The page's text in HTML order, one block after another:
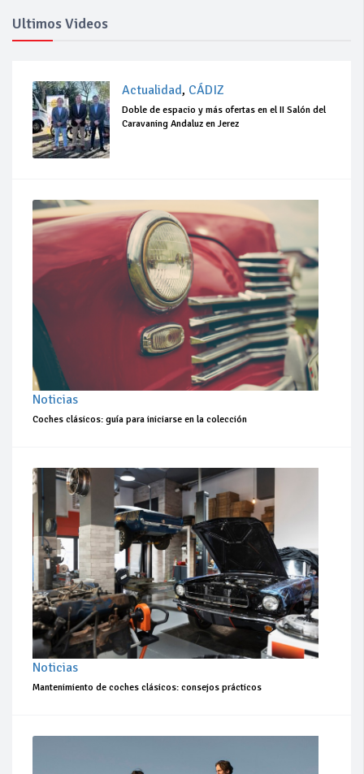
Ultimos Videos
Actualidad, CÁDIZ
Doble de espacio y más ofertas en el II Salón del
Caravaning Andaluz en Jerez
Noticias
Coches clásicos: guía para iniciarse en la colección
Noticias
Mantenimiento de coches clásicos: consejos prácticos